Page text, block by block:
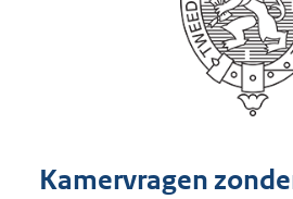
Kamervragen